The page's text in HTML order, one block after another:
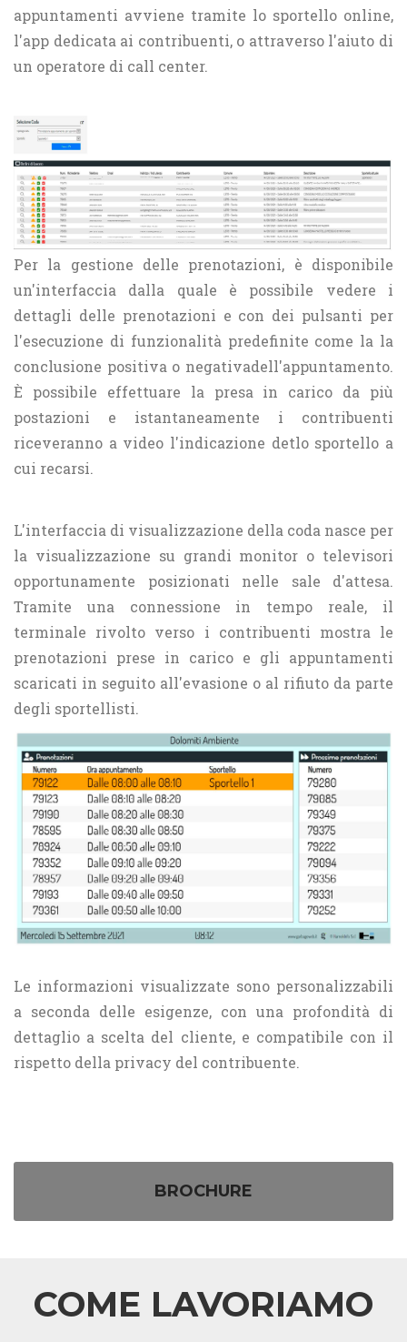
appuntamenti avviene tramite lo sportello online,
l'app dedicata ai contribuenti, o attraverso l'aiuto di
un operatore di call center.
Per la gestione delle prenotazioni, è disponibile
un'interfaccia dalla quale è possibile vedere i
dettagli delle prenotazioni e con dei pulsanti per
l'esecuzione di funzionalità predefinite come la la
conclusione positiva o negativadell'appuntamento.
È possibile effettuare la presa in carico da più
postazioni e istantaneamente i contribuenti
riceveranno a video l'indicazione detlo sportello a
cui recarsi.
L'interfaccia di visualizzazione della coda nasce per
la visualizzazione su grandi monitor o televisori
opportunamente posizionati nelle sale d'attesa.
Tramite una connessione in tempo reale, il
terminale rivolto verso i contribuenti mostra le
prenotazioni prese in carico e gli appuntamenti
scaricati in seguito all'evasione o al rifiuto da parte
degli sportellisti.
Le informazioni visualizzate sono personalizzabili
a seconda delle esigenze, con una profondità di
dettaglio a scelta del cliente, e compatibile con il
rispetto della privacy del contribuente.
BROCHURE
COME LAVORIAMO